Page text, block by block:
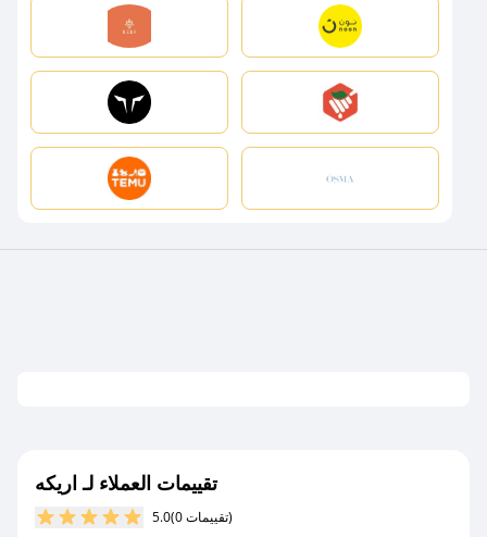
تقييمات العملاء لـ اريكه
5.0 (0 تقييمات)